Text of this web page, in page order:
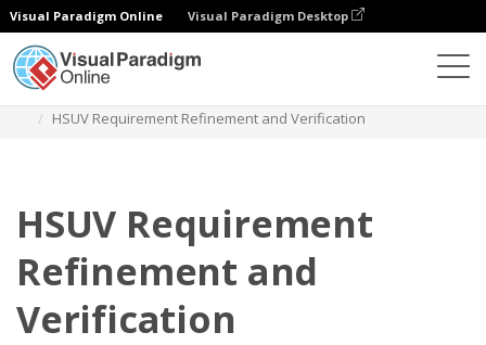
Visual Paradigm Online Visual Paradigm Desktop
HSUV Requirement Refinement and Verification
HSUV Requirement
Refinement and
Verification